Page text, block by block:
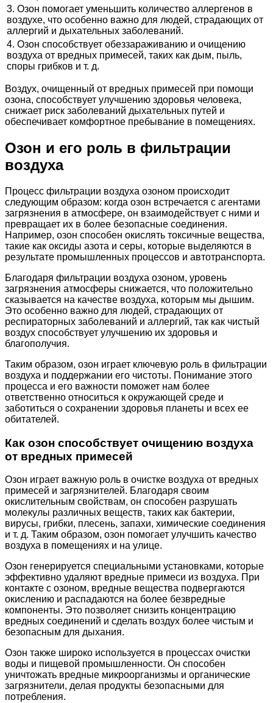
3. Озон помогает уменьшить количество аллергенов в
воздухе, что особенно важно для людей, страдающих от
аллергий и дыхательных заболеваний.
4. Озон способствует обеззараживанию и очищению
воздуха от вредных примесей, таких как дым, пыль,
споры грибков и т. д.
Воздух, очищенный от вредных примесей при помощи
озона, способствует улучшению здоровья человека,
снижает риск заболеваний дыхательных путей и
обеспечивает комфортное пребывание в помещениях.
Озон и его роль в фильтрации
воздуха
Процесс фильтрации воздуха озоном происходит
следующим образом: когда озон встречается с агентами
загрязнения в атмосфере, он взаимодействует с ними и
превращает их в более безопасные соединения.
Например, озон способен окислять токсичные вещества,
такие как оксиды азота и серы, которые выделяются в
результате промышленных процессов и автотранспорта.
Благодаря фильтрации воздуха озоном, уровень
загрязнения атмосферы снижается, что положительно
сказывается на качестве воздуха, которым мы дышим.
Это особенно важно для людей, страдающих от
респираторных заболеваний и аллергий, так как чистый
воздух способствует улучшению их здоровья и
благополучия.
Таким образом, озон играет ключевую роль в фильтрации
воздуха и поддержании его чистоты. Понимание этого
процесса и его важности поможет нам более
ответственно относиться к окружающей среде и
заботиться о сохранении здоровья планеты и всех ее
обитателей.
Как озон способствует очищению воздуха
от вредных примесей
Озон играет важную роль в очистке воздуха от вредных
примесей и загрязнителей. Благодаря своим
окислительным свойствам, он способен разрушать
молекулы различных веществ, таких как бактерии,
вирусы, грибки, плесень, запахи, химические соединения
и т. д. Таким образом, озон помогает улучшить качество
воздуха в помещениях и на улице.
Озон генерируется специальными установками, которые
эффективно удаляют вредные примеси из воздуха. При
контакте с озоном, вредные вещества подвергаются
окислению и распадаются на более безвредные
компоненты. Это позволяет снизить концентрацию
вредных соединений и сделать воздух более чистым и
безопасным для дыхания.
Озон также широко используется в процессах очистки
воды и пищевой промышленности. Он способен
уничтожать вредные микроорганизмы и органические
загрязнители, делая продукты безопасными для
потребления.